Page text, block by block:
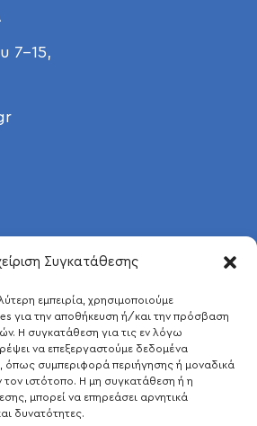
Συγκατάθεσης
εμπειρία, χρησιμοποιούμε
για την αποθήκευση ή/και την πρόσβαση
Η συγκατάθεση για τις εν λόγω
να επεξεργαστούμε δεδομένα
συμπεριφορά περιήγησης ή μοναδικά
τον ιστότοπο. Η μη συγκατάθεση ή η
μπορεί να επηρεάσει αρνητικά
δυνατότητες.
7-15,